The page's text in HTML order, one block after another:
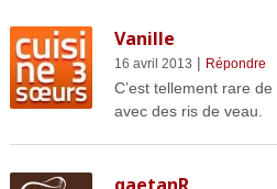
Vanille
16 avril 2013 | Répondre
C’est tellement rare
avec des ris de veau.
gaetanR